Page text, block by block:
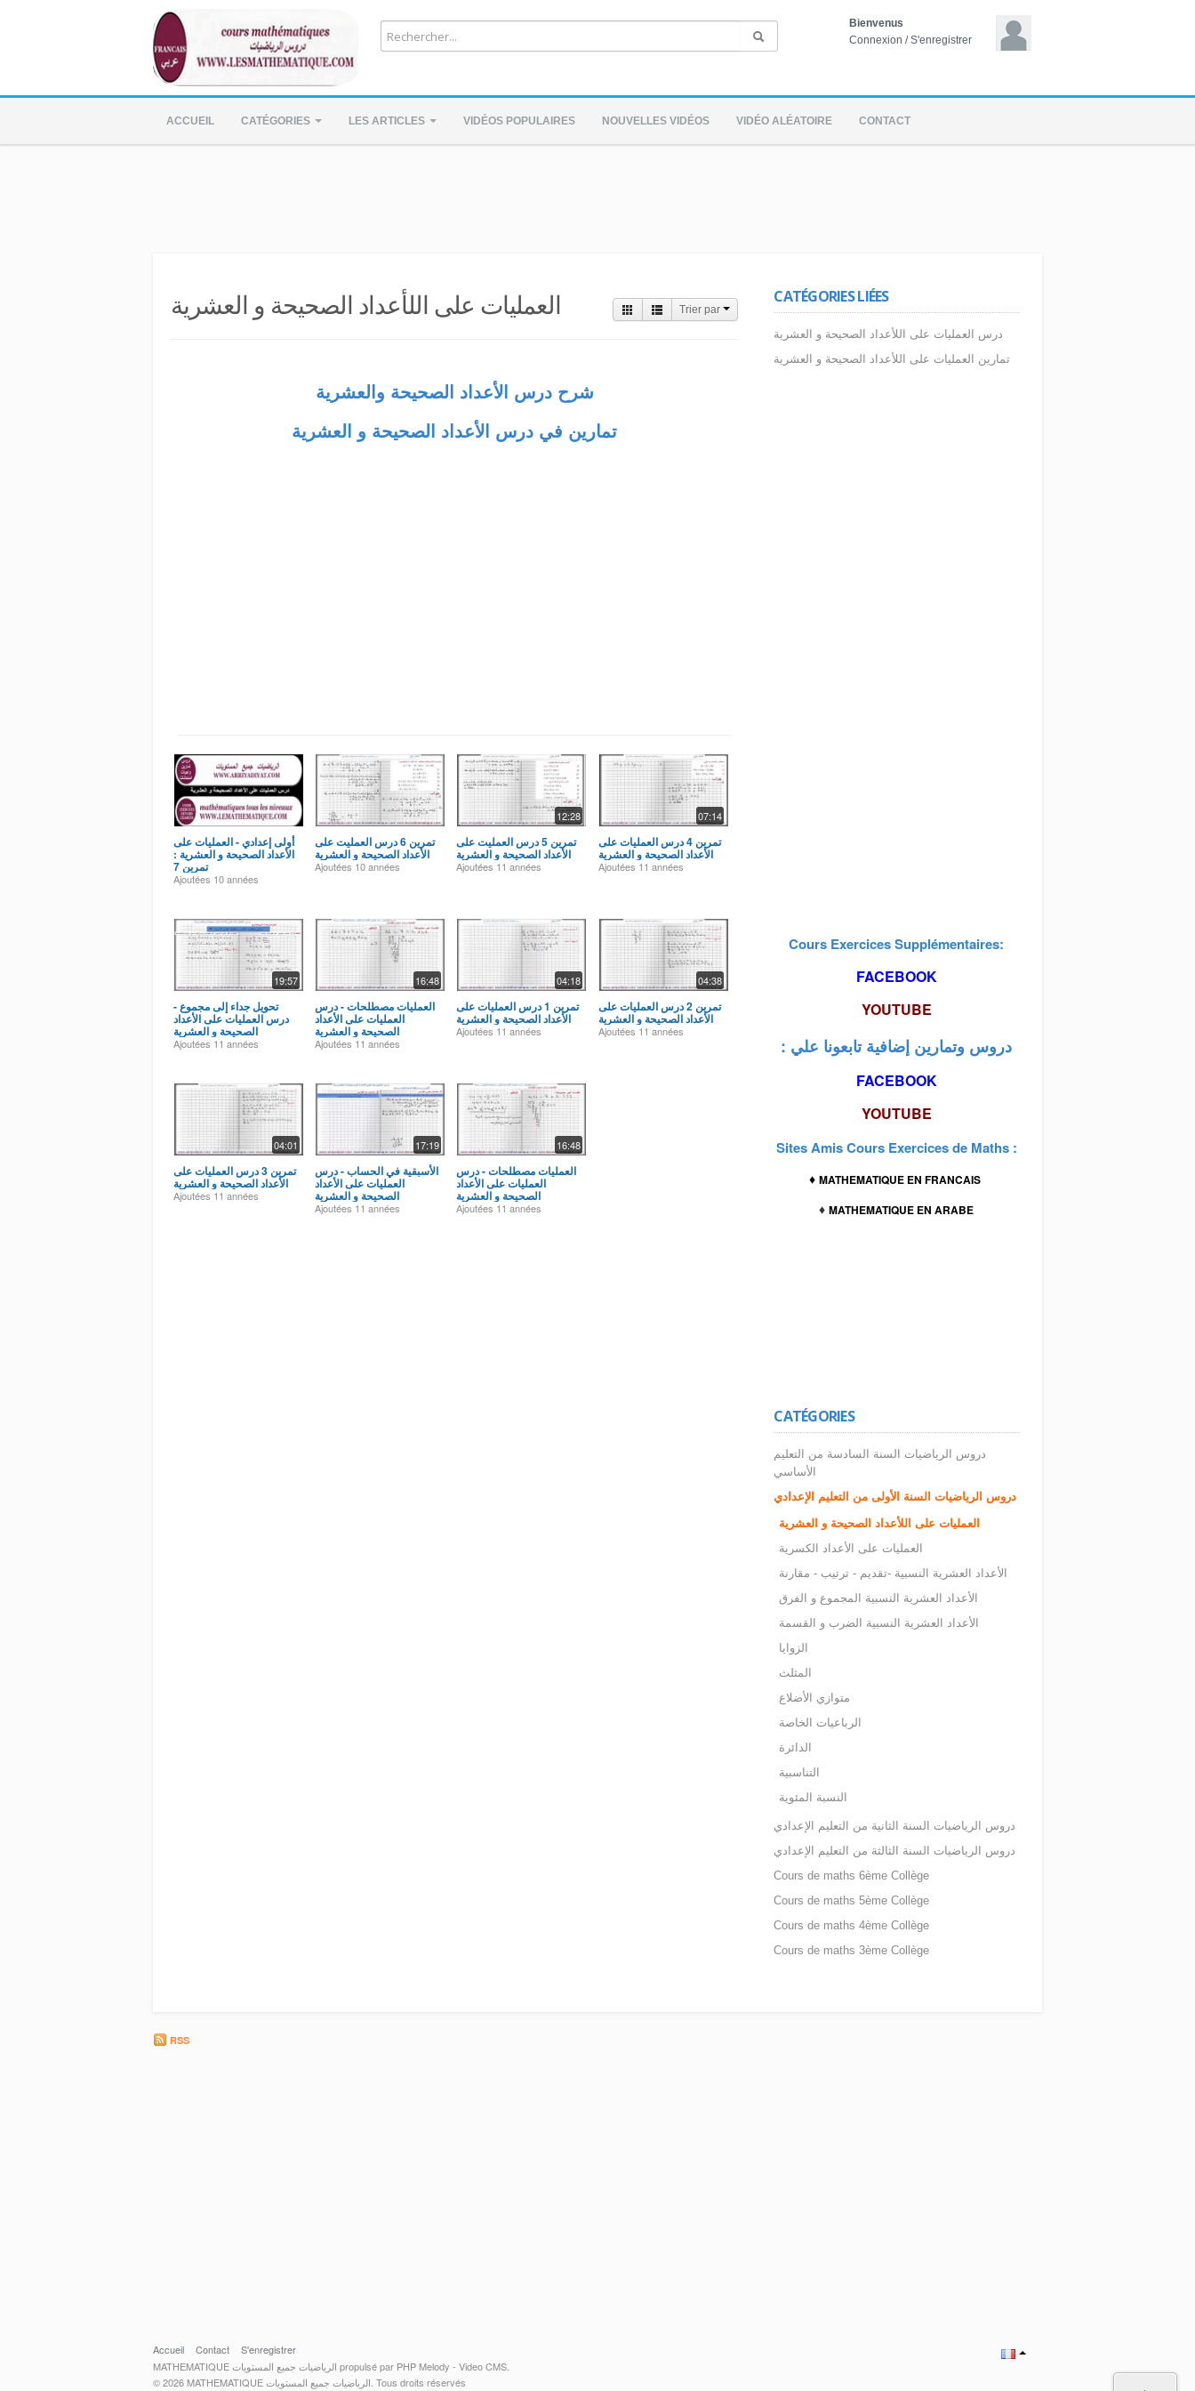
Bienvenus
Connexion /S'enregistrer
ACCUEIL CATÉGORIES LES ARTICLES VIDÉOS POPULAIRES NOUVELLES VIDÉOS VIDÉO ALÉATOIRE CONTACT
العمليات على اللأعداد الصحيحة و العشرية Trier par
شرح درس الأعداد الصحيحة والعشرية
تمارين في درس الأعداد الصحيحة و العشرية
أولى إعدادي - العمليات على
الأعداد الصحيحة و العشرية :
تمرين 7
Ajoutées 10 années
تمرين 6 درس العمليت على
الأعداد الصحيحة و العشرية
Ajoutées 10 années
12:28
تمرين 5 درس العمليت على
الأعداد الصحيحة و العشرية
Ajoutées 11 années
07:14
تمرين 4 درس العمليات على
الأعداد الصحيحة و العشرية
Ajoutées 11 années
19:57
تحويل جداء إلى مجموع -
درس العمليات على الأعداد
الصحيحة و العشرية
Ajoutées 11 années
16:48
العمليات مصطلحات - درس
العمليات على الأعداد
الصحيحة و العشرية
Ajoutées 11 années
04:18
تمرين 1 درس العمليات على
الأعداد الصحيحة و العشرية
Ajoutées 11 années
04:38
تمرين 2 درس العمليات على
الأعداد الصحيحة و العشرية
Ajoutées 11 années
04:01
تمرين 3 درس العمليات على
الأعداد الصحيحة و العشرية
Ajoutées 11 années
17:19
الأسبقية في الحساب - درس
العمليات على الأعداد
الصحيحة و العشرية
Ajoutées 11 années
16:48
العمليات مصطلحات - درس
العمليات على الأعداد
الصحيحة و العشرية
Ajoutées 11 années
CATÉGORIES LIÉES
درس العمليات على اللأعداد الصحيحة و العشرية
تمارين العمليات على اللأعداد الصحيحة و العشرية
Cours Exercices Supplémentaires:
FACEBOOK
YOUTUBE
: دروس وتمارين إضافية تابعونا علي
FACEBOOK
YOUTUBE
Sites Amis Cours Exercices de Maths :
♦MATHEMATIQUE EN FRANCAIS
♦MATHEMATIQUE EN ARABE
CATÉGORIES
دروس الرياضيات السنة السادسة من التعليم
الأساسي
دروس الرياضيات السنة الأولى من التعليم الإعدادي
العمليات على اللأعداد الصحيحة و العشرية
العمليات على الأعداد الكسرية
الأعداد العشرية النسبية -تقديم - ترتيب - مقارنة
الأعداد العشرية النسبية المجموع و الفرق
الأعداد العشرية النسبية الضرب و القسمة
الزوايا
المثلث
متوازي الأضلاع
الرباعيات الخاصة
الدائرة
التناسبية
النسبة المئوية
دروس الرياضيات السنة الثانية من التعليم الإعدادي
دروس الرياضيات السنة الثالثة من التعليم الإعدادي
Cours de maths 6ème Collège
Cours de maths 5ème Collège
Cours de maths 4ème Collège
Cours de maths 3ème Collège
RSS
Accueil Contact
S'enregistrer
MATHEMATIQUE الرياضيات جميع المستويات propulsé par PHP Melody - Video CMS.
© 2026 MATHEMATIQUE الرياضيات جميع المستويات. Tous droits réservés